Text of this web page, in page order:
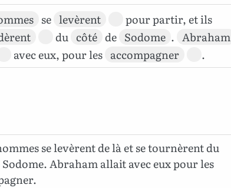
se levèrent
pour partir, et ils
du côté de Sodome . Abraham
avec eux, pour les accompagner .
se levèrent de là et se tournèrent du
Sodome. Abraham allait avec eux pour les